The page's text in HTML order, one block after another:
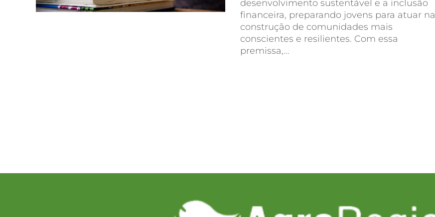
desenvolvimento sustentável e a inclusão
financeira, preparando jovens para atuar na
construção de comunidades mais
conscientes e resilientes. Com essa
premissa,...